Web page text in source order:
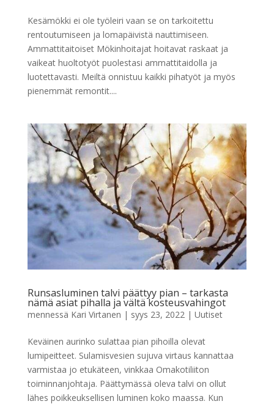
Kesämökki ei ole työleiri vaan se on tarkoitettu
rentoutumiseen ja lomapäivistä nauttimiseen.
Ammattitaitoiset Mökinhoitajat hoitavat raskaat ja
vaikeat huoltotyöt puolestasi ammattitaidolla ja
luotettavasti. Meiltä onnistuu kaikki pihatyöt ja myös
pienemmät remontit....
Runsasluminen talvi päättyy pian – tarkasta
nämä asiat pihalla ja vältä kosteusvahingot
mennessä Kari Virtanen | syys 23, 2022| Uutiset
Keväinen aurinko sulattaa pian pihoilla olevat
lumipeitteet. Sulamisvesien sujuva virtaus kannattaa
varmistaa jo etukäteen, vinkkaa Omakotiliiton
toiminnanjohtaja. Päättymässä oleva talvi on ollut
lähes poikkeuksellisen luminen koko maassa. Kun